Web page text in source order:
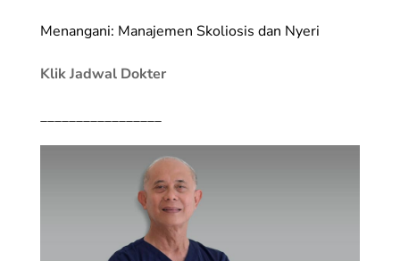
Menangani: Manajemen Skoliosis dan Nyeri
Klik Jadwal Dokter
_________________